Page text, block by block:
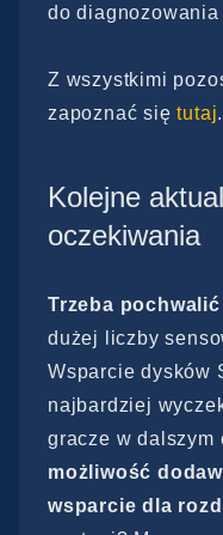
do diagnozowania
Z wszystkimi
zapoznać siętutaj.
Kolejne
oczekiwania
Trzeba
dużej liczby
Wsparcie dysków
najbardziej
gracze w dalszym
możliwość
wsparcie dla